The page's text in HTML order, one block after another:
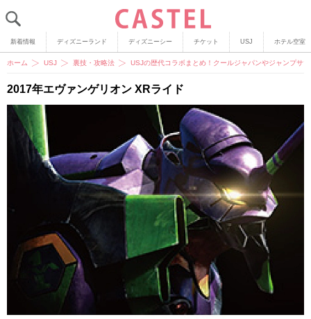
新着情報 ディズニーランド ディズニーシー チケット USJ ホテル空室
ホーム USJ 裏技・攻略法 USJの歴代コラボまとめ！クールジャパンやジャンプサ
2017年エヴァンゲリオン XRライド